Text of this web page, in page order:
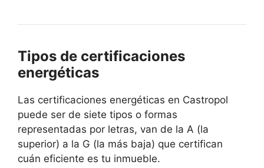
Tipos de certificaciones
energéticas
Las certificaciones energéticas en Castropol
puede ser de siete tipos o formas
representadas por letras, van de la A (la
superior) a la G (la más baja) que certifican
cuán eficiente es tu inmueble.